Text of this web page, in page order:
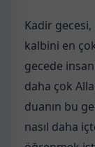
Kadir
kalbini en
gecede
daha çok
duanın bu
nasıl daha